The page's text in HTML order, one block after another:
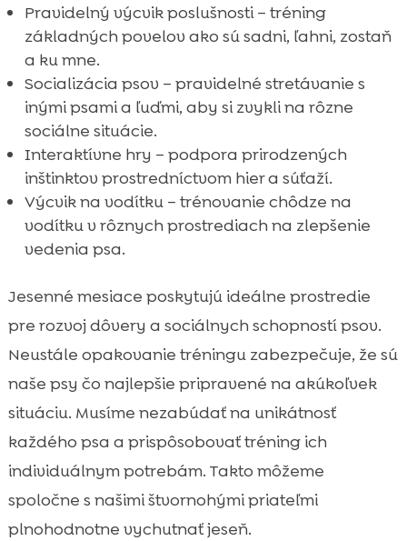
Pravidelný výcvik poslušnosti – tréning
základných povelov ako sú sadni, ľahni, zostaň
a ku mne.
Socializácia psov – pravidelné stretávanie s
inými psami a ľuďmi, aby si zvykli na rôzne
sociálne situácie.
Interaktívne hry – podpora prirodzených
inštinktov prostredníctvom hier a súťaží.
Výcvik na vodítku – trénovanie chôdze na
vodítku v rôznych prostrediach na zlepšenie
vedenia psa.
Jesenné mesiace poskytujú ideálne prostredie
pre rozvoj dôvery a sociálnych schopností psov.
Neustále opakovanie tréningu zabezpečuje, že sú
naše psy čo najlepšie pripravené na akúkoľvek
situáciu. Musíme nezabúdať na unikátnosť
každého psa a prispôsobovať tréning ich
individuálnym potrebám. Takto môžeme
spoločne s našimi štvornohými priateľmi
plnohodnotne vychutnať jeseň.